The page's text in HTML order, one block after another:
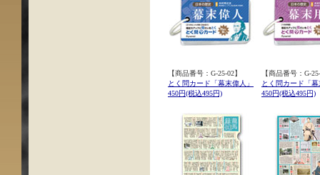
【商品番号：G-25-02】
とく問カード「幕末偉人」
450円(税込495円)
【商品番号：G-
とく問カード「
450円(税込495円)